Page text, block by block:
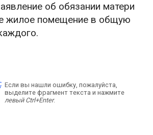
об обязании матери
жилое помещение в общую
Если вы нашли ошибку, пожалуйста,
выделите фрагмент текста и нажмите
левый Ctrl+Enter.